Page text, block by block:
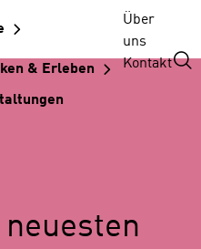
& Erleben
Über
uns
Kontakt